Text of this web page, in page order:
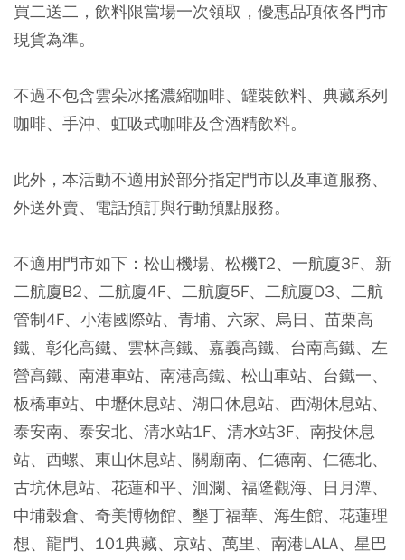
買二送二，飲料限當場一次領取，優惠品項依各門市
現貨為準。
不過不包含雲朵冰搖濃縮咖啡、罐裝飲料、典藏系列
咖啡、手沖、虹吸式咖啡及含酒精飲料。
此外，本活動不適用於部分指定門市以及車道服務、
外送外賣、電話預訂與行動預點服務。
不適用門市如下：松山機場、松機T2、一航廈3F、新
二航廈B2、二航廈4F、二航廈5F、二航廈D3、二航
管制4F、小港國際站、青埔、六家、烏日、苗栗高
鐵、彰化高鐵、雲林高鐵、嘉義高鐵、台南高鐵、左
營高鐵、南港車站、南港高鐵、松山車站、台鐵一、
板橋車站、中壢休息站、湖口休息站、西湖休息站、
泰安南、泰安北、清水站1F、清水站3F、南投休息
站、西螺、東山休息站、關廟南、仁德南、仁德北、
古坑休息站、花蓮和平、洄瀾、福隆觀海、日月潭、
中埔穀倉、奇美博物館、墾丁福華、海生館、花蓮理
想、龍門、101典藏、京站、萬里、南港LALA、星巴